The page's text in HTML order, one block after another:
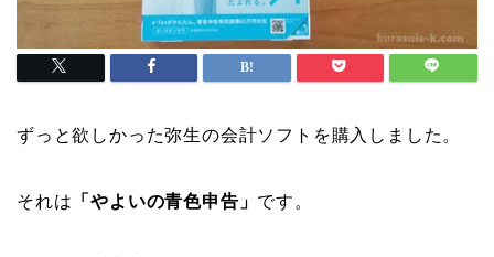
ずっと欲しかった弥生の会計ソフトを購入しました。
それは 「やよいの青色申告」 です。